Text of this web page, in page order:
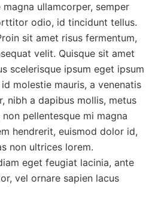
ullamcorper, semper
odio, id tincidunt tellus.
sit amet risus fermentum,
velit. Quisque sit amet
scelerisque ipsum eget ipsum
molestie mauris, a venenatis
nibh a dapibus mollis, metus
pellentesque mi magna
hendrerit, euismod dolor id,
non ultrices lorem.
eget feugiat lacinia, ante
vel ornare sapien lacus